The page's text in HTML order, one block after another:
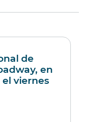
de
en
viernes